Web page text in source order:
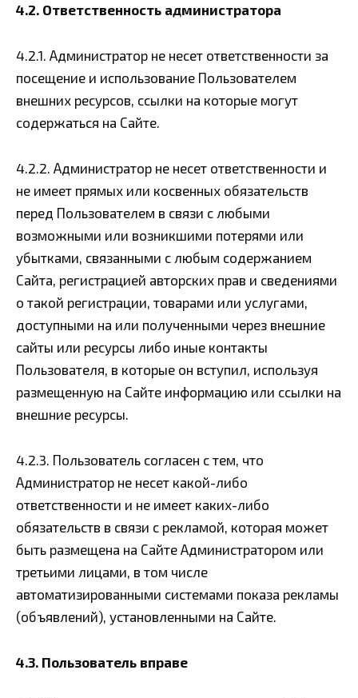
4.2. Ответственность администратора
4.2.1. Администратор не несет ответственности за
посещение и использование Пользователем
внешних ресурсов, ссылки на которые могут
содержаться на Сайте.
4.2.2. Администратор не несет ответственности и
не имеет прямых или косвенных обязательств
перед Пользователем в связи с любыми
возможными или возникшими потерями или
убытками, связанными с любым содержанием
Сайта, регистрацией авторских прав и сведениями
о такой регистрации, товарами или услугами,
доступными на или полученными через внешние
сайты или ресурсы либо иные контакты
Пользователя, в которые он вступил, используя
размещенную на Сайте информацию или ссылки на
внешние ресурсы.
4.2.3. Пользователь согласен с тем, что
Администратор не несет какой-либо
ответственности и не имеет каких-либо
обязательств в связи с рекламой, которая может
быть размещена на Сайте Администратором или
третьими лицами, в том числе
автоматизированными системами показа рекламы
(объявлений), установленными на Сайте.
4.3. Пользователь вправе